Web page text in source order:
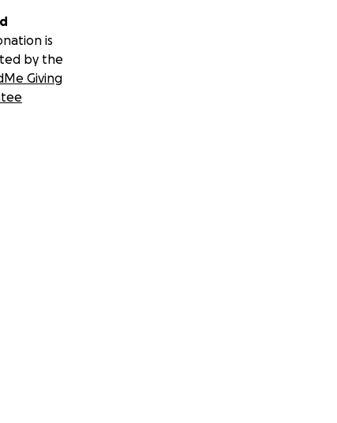
is
by the
Giving